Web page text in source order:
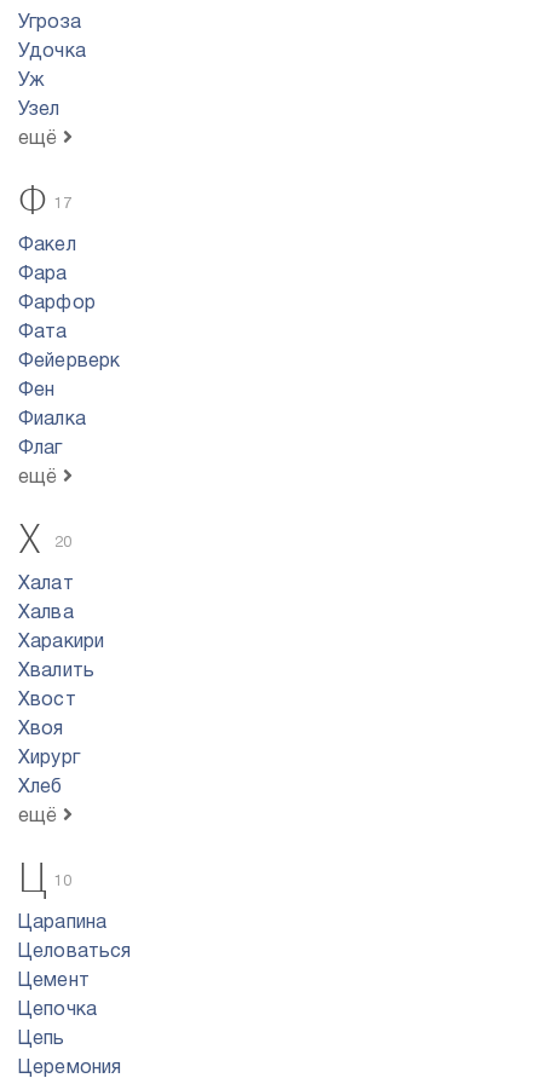
Угроза
Удочка
Уж
Узел
ещё
Ф 17
Факел
Фара
Фарфор
Фата
Фейерверк
Фен
Фиалка
Флаг
ещё
Х 20
Халат
Халва
Харакири
Хвалить
Хвост
Хвоя
Хирург
Хлеб
ещё
Ц 10
Царапина
Целоваться
Цемент
Цепочка
Цепь
Церемония